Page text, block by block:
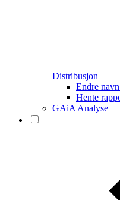
Distribusjon
Endre
Hente
GAiA Analyse